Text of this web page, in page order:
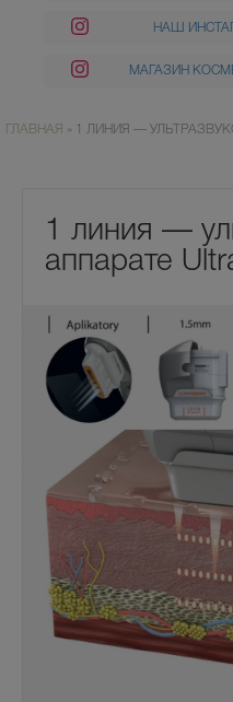
НАШ
МАГАЗИН
ГЛАВНАЯ » 1 ЛИНИЯ —
1 линия —
аппарате